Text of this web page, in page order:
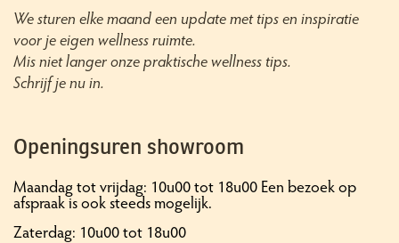
We sturen elke maand een update met tips en inspiratie
voor je eigen wellness ruimte.
Mis niet langer onze praktische wellness tips.
Schrijf je nu in.
Openingsuren showroom
Maandag tot vrijdag: 10u00 tot 18u00 Een bezoek op
afspraak is ook steeds mogelijk.
Zaterdag: 10u00 tot 18u00